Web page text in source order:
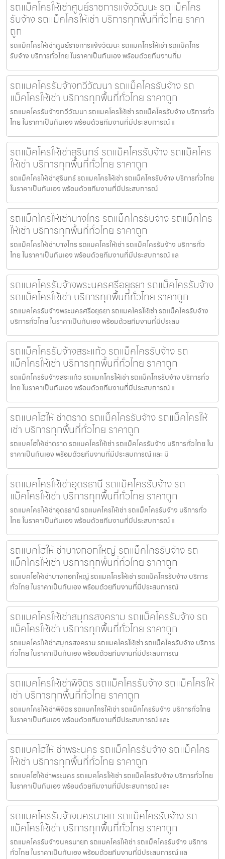
รถแม็คโครให้เช่าศูนย์ราชการแจ้งวัฒนะ รถแม็คโคร
รับจ้าง รถแม็คโครให้เช่า บริการทุกพื้นที่ทั่วไทย ราคา
ถูก
รถแม็คโครให้เช่าศูนย์ราชการแจ้งวัฒนะ รถแมคโครให้เช่า รถแม็คโคร
รับจ้าง บริการทั่วไทย ในราคาเป็นกันเอง พร้อมด้วยทีมงานที่ม
รถแมคโครรับจ้างทวีวัฒนา รถแม็คโครรับจ้าง รถ
แม็คโครให้เช่า บริการทุกพื้นที่ทั่วไทย ราคาถูก
รถแมคโครรับจ้างทวีวัฒนา รถแมคโครให้เช่า รถแม็คโครรับจ้าง บริการทั่ว
ไทย ในราคาเป็นกันเอง พร้อมด้วยทีมงานที่มีประสบการณ์ แ
รถแม็คโครให้เช่าสุรินทร์ รถแม็คโครรับจ้าง รถแม็คโคร
ให้เช่า บริการทุกพื้นที่ทั่วไทย ราคาถูก
รถแม็คโครให้เช่าสุรินทร์ รถแมคโครให้เช่า รถแม็คโครรับจ้าง บริการทั่วไทย
ในราคาเป็นกันเอง พร้อมด้วยทีมงานที่มีประสบการณ์
รถแม็คโครให้เช่าบางไทร รถแม็คโครรับจ้าง รถแม็คโคร
ให้เช่า บริการทุกพื้นที่ทั่วไทย ราคาถูก
รถแม็คโครให้เช่าบางไทร รถแมคโครให้เช่า รถแม็คโครรับจ้าง บริการทั่ว
ไทย ในราคาเป็นกันเอง พร้อมด้วยทีมงานที่มีประสบการณ์ แล
รถแมคโครรับจ้างพระนครศรีอยุธยา รถแม็คโครรับจ้าง
รถแม็คโครให้เช่า บริการทุกพื้นที่ทั่วไทย ราคาถูก
รถแมคโครรับจ้างพระนครศรีอยุธยา รถแมคโครให้เช่า รถแม็คโครรับจ้าง
บริการทั่วไทย ในราคาเป็นกันเอง พร้อมด้วยทีมงานที่มีประสบ
รถแม็คโครรับจ้างสระแก้ว รถแม็คโครรับจ้าง รถ
แม็คโครให้เช่า บริการทุกพื้นที่ทั่วไทย ราคาถูก
รถแม็คโครรับจ้างสระแก้ว รถแมคโครให้เช่า รถแม็คโครรับจ้าง บริการทั่ว
ไทย ในราคาเป็นกันเอง พร้อมด้วยทีมงานที่มีประสบการณ์ แ
รถแบคโฮให้เช่าตราด รถแม็คโครรับจ้าง รถแม็คโครให้
เช่า บริการทุกพื้นที่ทั่วไทย ราคาถูก
รถแบคโฮให้เช่าตราด รถแมคโครให้เช่า รถแม็คโครรับจ้าง บริการทั่วไทย ใน
ราคาเป็นกันเอง พร้อมด้วยทีมงานที่มีประสบการณ์ และ มื
รถแมคโครให้เช่าอุดรธานี รถแม็คโครรับจ้าง รถ
แม็คโครให้เช่า บริการทุกพื้นที่ทั่วไทย ราคาถูก
รถแมคโครให้เช่าอุดรธานี รถแมคโครให้เช่า รถแม็คโครรับจ้าง บริการทั่ว
ไทย ในราคาเป็นกันเอง พร้อมด้วยทีมงานที่มีประสบการณ์ แ
รถแบคโฮให้เช่าบางกอกใหญ่ รถแม็คโครรับจ้าง รถ
แม็คโครให้เช่า บริการทุกพื้นที่ทั่วไทย ราคาถูก
รถแบคโฮให้เช่าบางกอกใหญ่ รถแมคโครให้เช่า รถแม็คโครรับจ้าง บริการ
ทั่วไทย ในราคาเป็นกันเอง พร้อมด้วยทีมงานที่มีประสบการณ์
รถแมคโครให้เช่าสมุทรสงคราม รถแม็คโครรับจ้าง รถ
แม็คโครให้เช่า บริการทุกพื้นที่ทั่วไทย ราคาถูก
รถแมคโครให้เช่าสมุทรสงคราม รถแมคโครให้เช่า รถแม็คโครรับจ้าง บริการ
ทั่วไทย ในราคาเป็นกันเอง พร้อมด้วยทีมงานที่มีประสบการณ
รถแมคโครให้เช่าพิจิตร รถแม็คโครรับจ้าง รถแม็คโครให้
เช่า บริการทุกพื้นที่ทั่วไทย ราคาถูก
รถแมคโครให้เช่าพิจิตร รถแมคโครให้เช่า รถแม็คโครรับจ้าง บริการทั่วไทย
ในราคาเป็นกันเอง พร้อมด้วยทีมงานที่มีประสบการณ์ และ
รถแบคโฮให้เช่าพระนคร รถแม็คโครรับจ้าง รถแม็คโคร
ให้เช่า บริการทุกพื้นที่ทั่วไทย ราคาถูก
รถแบคโฮให้เช่าพระนคร รถแมคโครให้เช่า รถแม็คโครรับจ้าง บริการทั่วไทย
ในราคาเป็นกันเอง พร้อมด้วยทีมงานที่มีประสบการณ์ และ
รถแมคโครรับจ้างนครนายก รถแม็คโครรับจ้าง รถ
แม็คโครให้เช่า บริการทุกพื้นที่ทั่วไทย ราคาถูก
รถแมคโครรับจ้างนครนายก รถแมคโครให้เช่า รถแม็คโครรับจ้าง บริการ
ทั่วไทย ในราคาเป็นกันเอง พร้อมด้วยทีมงานที่มีประสบการณ์ แล